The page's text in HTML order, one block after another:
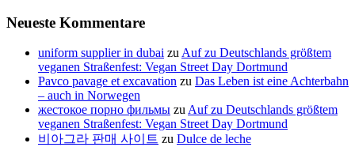
Neueste Kommentare
uniform supplier in dubai zuAuf zu Deutschlands größtem
veganen Straßenfest: Vegan Street Day Dortmund
Pavco pavage et excavation zu Das Leben ist eine Achterbahn
– auch in Norwegen
жестокое порно фильмы zuAuf zu Deutschlands größtem
veganen Straßenfest: Vegan Street Day Dortmund
비아그라 판매 사이트 zu Dulce de leche